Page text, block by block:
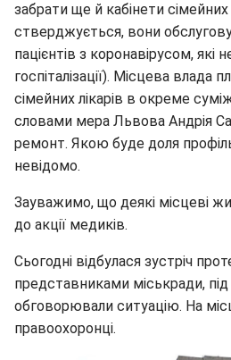
забрати ще й кабінети сімейних
стверджується, вони
пацієнтів з коронавірусом, які
госпіталізації). Місцева влада
сімейних лікарів в окреме
словами мера Львова Андрія
ремонт. Якою буде доля
невідомо.
Зауважимо, що деякі місцеві
до акції медиків.
Сьогодні відбулася зустріч
представниками міськради, під
обговорювали ситуацію. На
правоохоронці.